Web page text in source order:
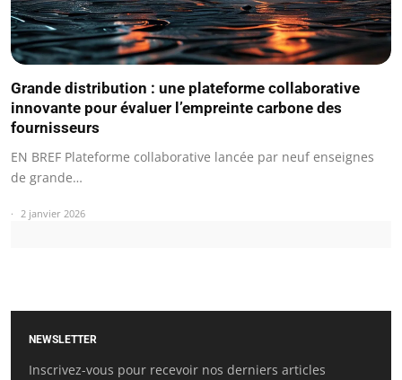
Grande distribution : une plateforme collaborative
innovante pour évaluer l’empreinte carbone des
fournisseurs
EN BREF Plateforme collaborative lancée par neuf enseignes
de grande…
2 janvier 2026
NEWSLETTER
Inscrivez-vous pour recevoir nos derniers articles